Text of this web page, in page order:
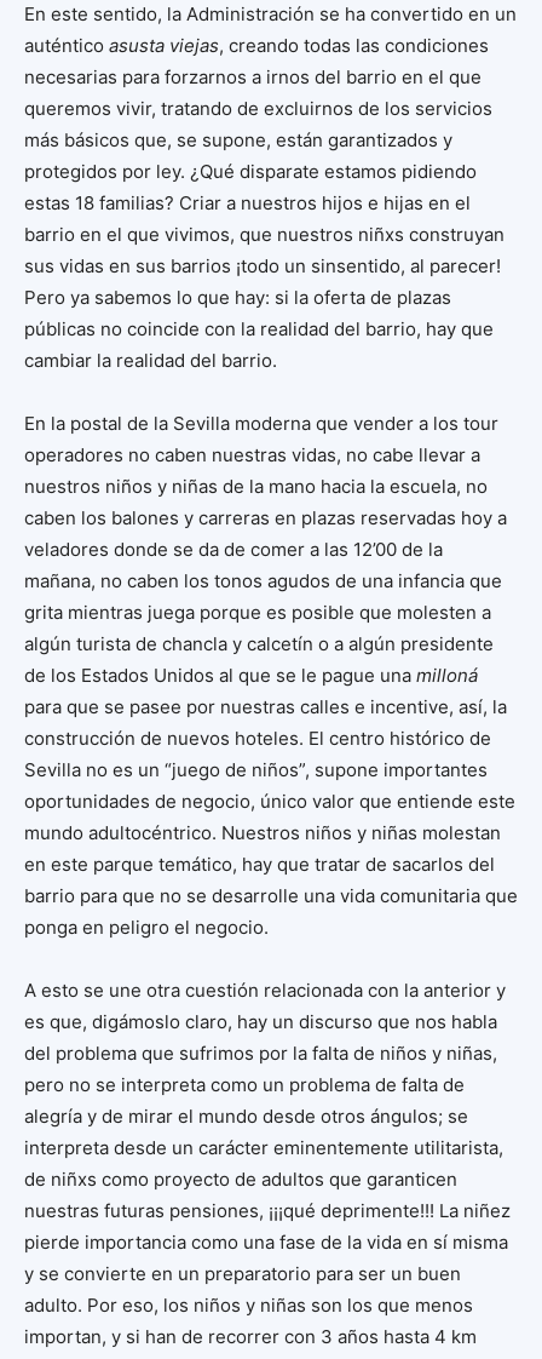
En este sentido, la Administración se ha convertido en un
auténtico asusta viejas, creando todas las condiciones
necesarias para forzarnos a irnos del barrio en el que
queremos vivir, tratando de excluirnos de los servicios
más básicos que, se supone, están garantizados y
protegidos por ley. ¿Qué disparate estamos pidiendo
estas 18 familias? Criar a nuestros hijos e hijas en el
barrio en el que vivimos, que nuestros niñxs construyan
sus vidas en sus barrios ¡todo un sinsentido, al parecer!
Pero ya sabemos lo que hay: si la oferta de plazas
públicas no coincide con la realidad del barrio, hay que
cambiar la realidad del barrio.
En la postal de la Sevilla moderna que vender a los tour
operadores no caben nuestras vidas, no cabe llevar a
nuestros niños y niñas de la mano hacia la escuela, no
caben los balones y carreras en plazas reservadas hoy a
veladores donde se da de comer a las 12’00 de la
mañana, no caben los tonos agudos de una infancia que
grita mientras juega porque es posible que molesten a
algún turista de chancla y calcetín o a algún presidente
de los Estados Unidos al que se le pague una milloná
para que se pasee por nuestras calles e incentive, así, la
construcción de nuevos hoteles. El centro histórico de
Sevilla no es un “juego de niños”, supone importantes
oportunidades de negocio, único valor que entiende este
mundo adultocéntrico. Nuestros niños y niñas molestan
en este parque temático, hay que tratar de sacarlos del
barrio para que no se desarrolle una vida comunitaria que
ponga en peligro el negocio.
A esto se une otra cuestión relacionada con la anterior y
es que, digámoslo claro, hay un discurso que nos habla
del problema que sufrimos por la falta de niños y niñas,
pero no se interpreta como un problema de falta de
alegría y de mirar el mundo desde otros ángulos; se
interpreta desde un carácter eminentemente utilitarista,
de niñxs como proyecto de adultos que garanticen
nuestras futuras pensiones, ¡¡¡qué deprimente!!! La niñez
pierde importancia como una fase de la vida en sí misma
y se convierte en un preparatorio para ser un buen
adulto. Por eso, los niños y niñas son los que menos
importan, y si han de recorrer con 3 años hasta 4 km